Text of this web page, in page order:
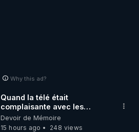
Why this ad?
Quand la télé était
complaisante avec les
pédophiles
Devoir de Mémoire
15 hours ago
248 views